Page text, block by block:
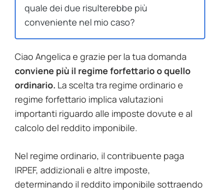
quale dei due risulterebbe più
conveniente nel mio caso?
Ciao Angelica e grazie per la tua domanda
conviene più il regime forfettario o quello
ordinario. La scelta tra regime ordinario e
regime forfettario implica valutazioni
importanti riguardo alle imposte dovute e al
calcolo del reddito imponibile.
Nel regime ordinario, il contribuente paga
IRPEF, addizionali e altre imposte,
determinando il reddito imponibile sottraendo